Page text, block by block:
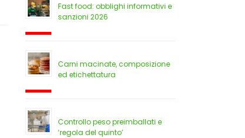
Fast food: obblighi informativi e
sanzioni 2026
Carni macinate, composizione
ed etichettatura
Controllo peso preimballati e
‘regola del quinto’